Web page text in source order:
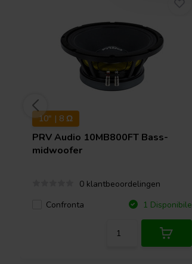
10" | 8 Ω
PRV Audio 10MB800FT Bass-
midwoofer
0 klantbeoordelingen
Confronta
1 Disponibile